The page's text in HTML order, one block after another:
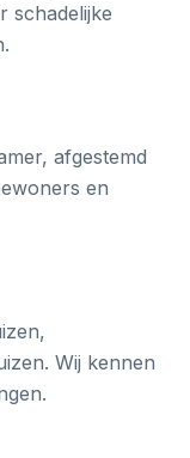
schadelijke
afgestemd
en
Wij kennen